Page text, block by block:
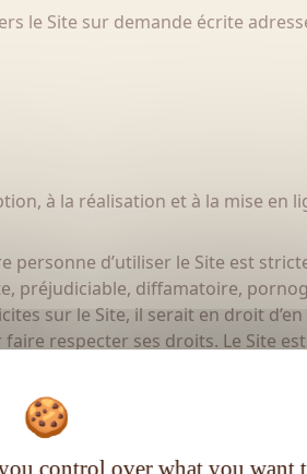
le Site sur demande écrite
à la réalisation et à la mise en
d’utiliser le Site est
préjudiciable, diffamatoire,
sur le Site, il serait en droit
respecter ses droits. Le Site
ci-dessus. Le Site se
control over what you want